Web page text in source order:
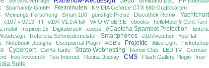
Sparhandy GmbH Freiminuten NVIDIA Geforce GTX 680 Grafikkarten
Meinungs-Forschung Smart 100 günstige Preise Discothek Remix
e107 v 0719 tft e107 V1.0.4 full VAIO W SERIE ebooks
helloMobil 6 Cent Tarif
mobil Inspiron 15 Digitaldruck xoops eCaptcha Spambot Protection
Referenz Schmiedemeister Smartphones e107weather
Yourflat
Notebook Designs Userjournal Plugin AGB's Projekte Alice Light
Ticketshop
Cyberport CallYa Tarife Strato Webhosting Remix Club LED TV
German
free-livecam© Tele Internet Retina Display CMS Flash Gallery Plugin
free-
Suite